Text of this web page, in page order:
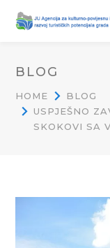
BLOG
HOME
BLOG
USPJEŠNO
SKOKOVI SA